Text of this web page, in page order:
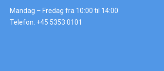
Mandag – Fredag fra 10:00 til 14:00
Telefon: +45 5353 0101